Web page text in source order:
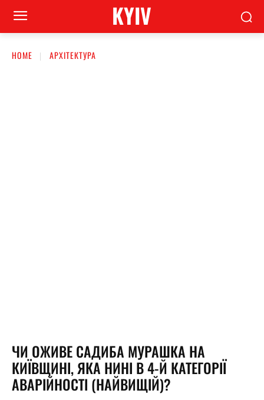
KYIV
HOME АРХІТЕКТУРА
ЧИ ОЖИВЕ САДИБА МУРАШКА НА
КИЇВЩИНІ, ЯКА НИНІ В 4-Й КАТЕГОРІЇ
АВАРІЙНОСТІ (НАЙВИЩІЙ)?